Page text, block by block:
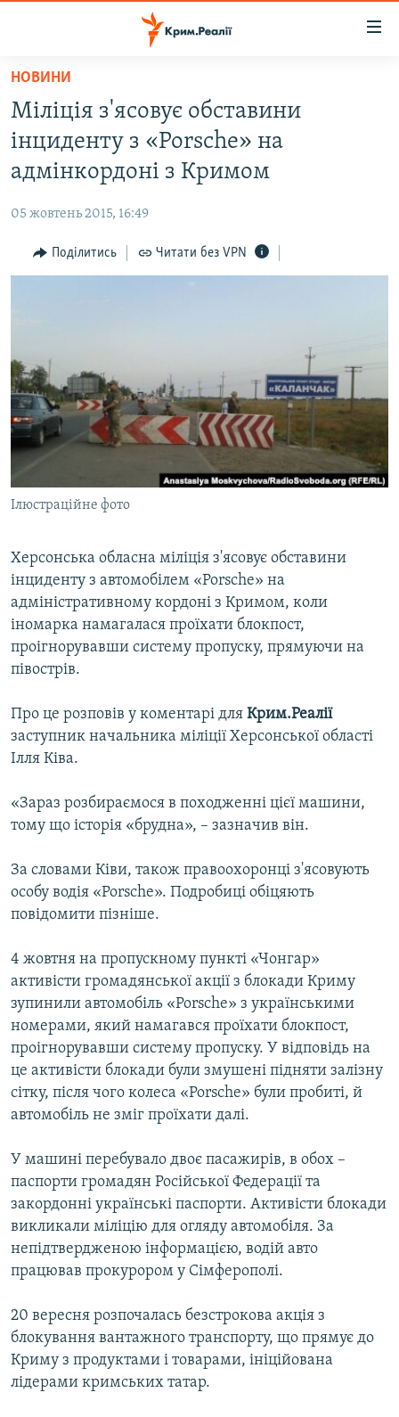
Перейти
основного
матеріалу
Перейти
до
основної
Перейти
до
ВОДА.КРИМ
ВІДЕО ТА ФОТО
БЛОГИ
ПОГЛЯД
ДЕПОРТАЦІЯ
ВІДЕОУРОКИ «ELIFBE»
СВІДЧЕННЯ ОКУПАЦІЇ
УКРАЇНСЬКА ПРОБЛЕМА КРИМУ
ІНФОГРАФІКА
ЯК ОБІЙТИ БЛОКУВАННЯ
Русский
Qırımtatar
ДОЛУЧАЙСЯ!
Усі сайти RFE/RL
НОВИНИ
Міліція з'ясовує обставини
інциденту з «Porsche» на
адмінкордоні з Кримом
05 жовтень 2015, 16:49
Поділитись Читати без VPN
Ілюстраційне фото
Херсонська обласна міліція з'ясовує обставини
інциденту з автомобілем «Porsche» на
адміністративному кордоні з Кримом, коли
іномарка намагалася проїхати блокпост,
проігнорувавши систему пропуску, прямуючи на
півострів.
Про це розповів у коментарі для Крим.Реалії
заступник начальника міліції Херсонської області
Ілля Ківа.
«Зараз розбираємося в походженні цієї машини,
тому що історія «брудна», – зазначив він.
За словами Ківи, також правоохоронці з'ясовують
особу водія «Porsche». Подробиці обіцяють
повідомити пізніше.
4 жовтня на пропускному пункті «Чонгар»
активісти громадянської акції з блокади Криму
зупинили автомобіль «Porsche» з українськими
номерами, який намагався проїхати блокпост,
проігнорувавши систему пропуску. У відповідь на
це активісти блокади були змушені підняти залізну
сітку, після чого колеса «Porsche» були пробиті, й
автомобіль не зміг проїхати далі.
У машині перебувало двоє пасажирів, в обох –
паспорти громадян Російської Федерації та
закордонні українські паспорти. Активісти блокади
викликали міліцію для огляду автомобіля. За
непідтвердженою інформацією, водій авто
працював прокурором у Сімферополі.
20 вересня розпочалась безстрокова акція з
блокування вантажного транспорту, що прямує до
Криму з продуктами і товарами, ініційована
лідерами кримських татар.